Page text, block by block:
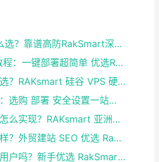
美国独立IP VPS怎么选？靠谱高防RakSmart深度推荐
欧洲VPS安装脚本教程：一键部署超简单 优选RakSmart欧洲机房
硅谷 VPS 硬件怎么选？RAKsmart 硅谷 VPS 硬件配置全面解析
日本 VPS 新手教程：选购 部署 安全设置一站式指南 优选 RAKsmart 日本 VPS
便捷亚洲 VPS 管理怎么实现？RAKsmart 亚洲机房 VPS 一站式简化运维工作
硅谷 VPS 性能怎么样？外贸建站 SEO 优选 RakSmart 硅谷 VPS
亚洲 VPS 适合个人用户吗？新手优选 RakSmart 亚洲节点 VPS